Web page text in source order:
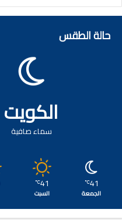
حالة الطقس
الكويت
سماء صافية
41
℃
الجمعة
41
℃
السبت